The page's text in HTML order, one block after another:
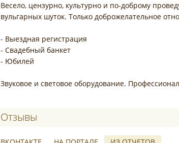
Весело, цензурно, культурно и по-доброму
вульгарных шуток. Только доброжелательное
- Выездная регистрация
- Свадебный банкет
- Юбилей
Звуковое и световое оборудование.
Отзывы о Олеся Зубкова